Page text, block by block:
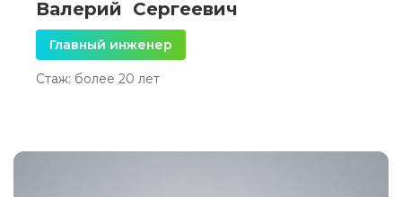
Валерий Сергеевич
Главный инженер
Стаж: более 20 лет